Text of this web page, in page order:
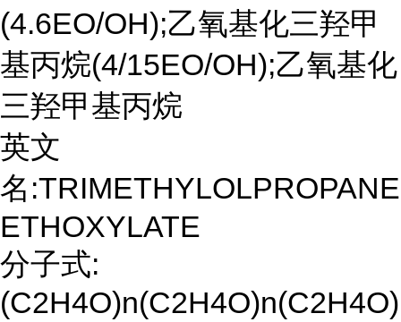
(4.6EO/OH);乙氧基化三羟甲
基丙烷(4/15EO/OH);乙氧基化
三羟甲基丙烷
英文
名:TRIMETHYLOLPROPANE
ETHOXYLATE
分子式: